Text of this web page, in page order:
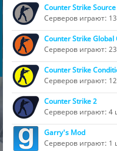
$2000$
$2000$
$2000$
$2000$
Counter Strike Source
Серверов играют:
Counter Strike Global
Серверов играют:
Counter Strike
Серверов играют:
Counter Strike 2
Серверов играют: 4
Garry's Mod
Серверов играют: 1